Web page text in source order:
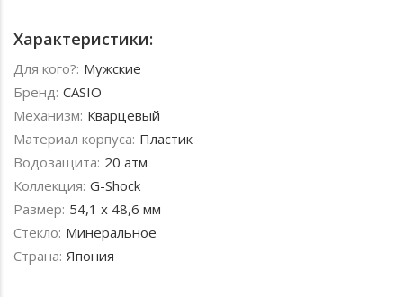
Характеристики:
Для кого?: Мужские
Бренд: CASIO
Механизм: Кварцевый
Материал корпуса: Пластик
Водозащита: 20 атм
Коллекция: G-Shock
Размер: 54,1 х 48,6 мм
Стекло: Минеральное
Страна: Япония